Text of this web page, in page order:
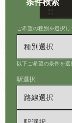
条件検索
ご希望の種別を選択し
以下ご希望の条件を
駅選択